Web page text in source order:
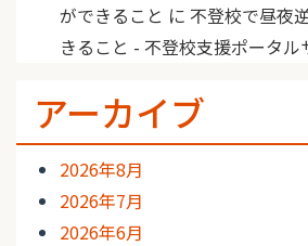
ができること に 不登校で昼夜
きること - 不登校支援ポータル
アーカイブ
2026年8月
2026年7月
2026年6月